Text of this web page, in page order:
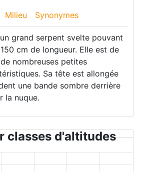
Milieu Synonymes
grand serpent svelte pouvant
cm de longueur. Elle est de
nombreuses petites
Sa tête est allongée
une bande sombre derrière
la nuque.
classes d'altitudes